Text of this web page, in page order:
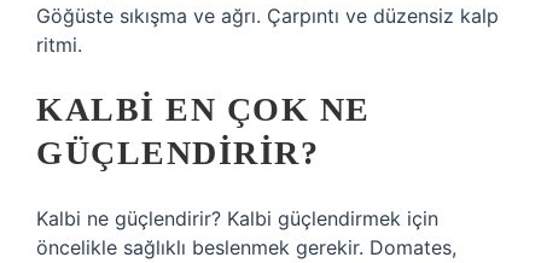
Göğüste sıkışma ve ağrı. Çarpıntı ve düzensiz kalp
ritmi.
KALBI EN ÇOK NE
GÜÇLENDIRIR?
Kalbi ne güçlendirir? Kalbi güçlendirmek için
öncelikle sağlıklı beslenmek gerekir. Domates,